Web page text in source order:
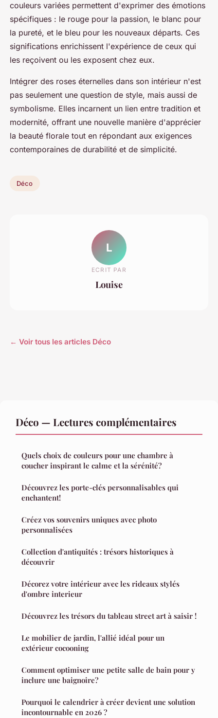
couleurs variées permettent d'exprimer des émotions
spécifiques : le rouge pour la passion, le blanc pour
la pureté, et le bleu pour les nouveaux départs. Ces
significations enrichissent l'expérience de ceux qui
les reçoivent ou les exposent chez eux.
Intégrer des roses éternelles dans son intérieur n'est
pas seulement une question de style, mais aussi de
symbolisme. Elles incarnent un lien entre tradition et
modernité, offrant une nouvelle manière d'apprécier
la beauté florale tout en répondant aux exigences
contemporaines de durabilité et de simplicité.
Déco
L
ECRIT PAR
Louise
← Voir tous les articles Déco
Déco — Lectures complémentaires
Quels choix de couleurs pour une chambre à
coucher inspirant le calme et la sérénité?
Découvrez les porte-clés personnalisables qui
enchantent!
Créez vos souvenirs uniques avec photo
personnalisées
Collection d'antiquités : trésors historiques à
découvrir
Décorez votre intérieur avec les rideaux stylés
d'ombre interieur
Découvrez les trésors du tableau street art à saisir !
Le mobilier de jardin, l'allié idéal pour un
extérieur cocooning
Comment optimiser une petite salle de bain pour y
inclure une baignoire?
Pourquoi le calendrier à créer devient une solution
incontournable en 2026 ?